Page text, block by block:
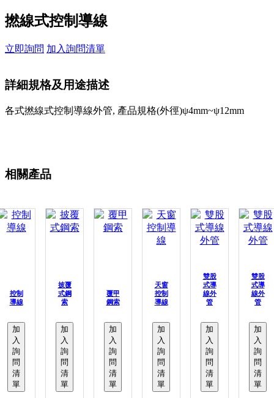
撚線式控制導線
立即詢問 加入詢問清單
詳細規格及用途描述
各式撚線式控制導線外管, 產品規格(外徑)ψ4mm~ψ12mm
相關產品
控制
導線
加
入
詢
問
清
單
披覆
式鋼
索
加
入
詢
問
清
單
覆甲
鋼索
加
入
詢
問
清
單
天窗
控制
導線
加
入
詢
問
清
單
雙股
式導
線外
管
加
入
詢
問
清
單
雙股
式導
線外
管
加
入
詢
問
清
單